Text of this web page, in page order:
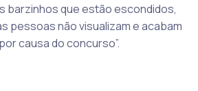
barzinhos que estão escondidos,
pessoas não visualizam e acabam
causa do concurso”.